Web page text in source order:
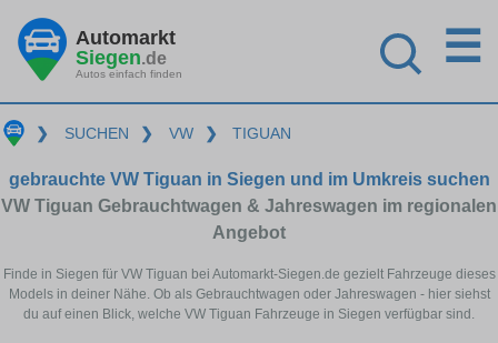
Automarkt
Siegen.de
Autos einfach finden
☰
❯ SUCHEN ❯ VW ❯ TIGUAN
gebrauchte VW Tiguan in Siegen und im Umkreis suchen
VW Tiguan Gebrauchtwagen & Jahreswagen im regionalen
Angebot
Finde in Siegen für VW Tiguan bei Automarkt-Siegen.de gezielt Fahrzeuge dieses
Models in deiner Nähe. Ob als Gebrauchtwagen oder Jahreswagen - hier siehst
du auf einen Blick, welche VW Tiguan Fahrzeuge in Siegen verfügbar sind.